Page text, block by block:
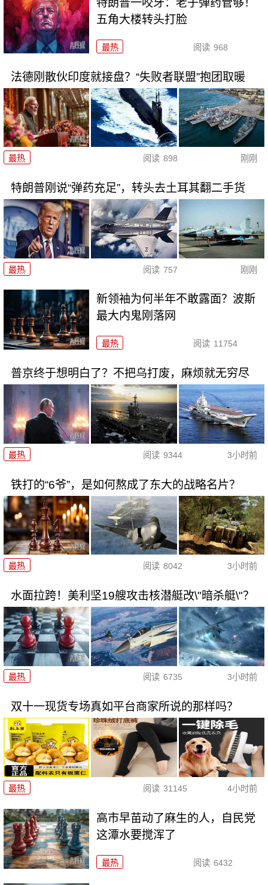
特朗普一咬牙：老子弹药管够！
五角大楼转头打脸
最热 阅读 968
法德刚散伙印度就接盘？“失败者联盟”抱团取暖
最热 阅读 898 刚刚
特朗普刚说“弹药充足”，转头去土耳其翻二手货
最热 阅读 757 刚刚
新领袖为何半年不敢露面？波斯
最大内鬼刚落网
最热 阅读 11754
普京终于想明白了？不把乌打废，麻烦就无穷尽
最热 阅读 9344 3小时前
铁打的“6爷”，是如何熬成了东大的战略名片？
最热 阅读 8042 3小时前
水面拉跨！美利坚19艘攻击核潜艇改\"暗杀艇\"？
最热 阅读 6735 3小时前
双十一现货专场真如平台商家所说的那样吗？
最热 阅读 31145 4小时前
高市早苗动了麻生的人，自民党
这潭水要搅浑了
最热 阅读 6432